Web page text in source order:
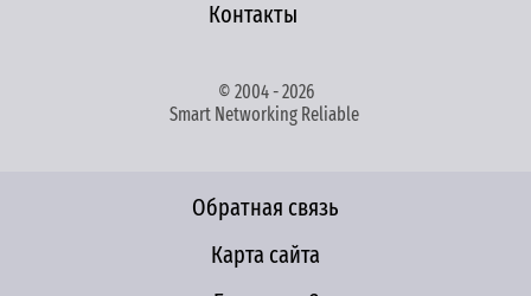
Контакты
© 2004 - 2026
Smart Networking Reliable
Обратная связь
Карта сайта